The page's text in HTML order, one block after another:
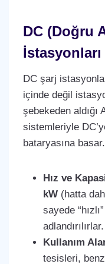
DC (Doğru
İstasyonları
DC şarj
içinde değil
şebekeden
sistemleriyle
bataryasına basar.
Hız ve
kW(hatta
sayede
adlandırılırlar.
Kullanım
tesisleri,